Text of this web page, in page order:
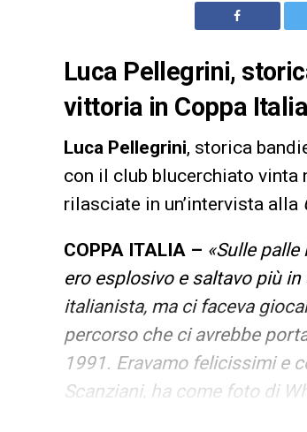
Luca Pellegrini,
vittoria in Coppa
Luca Pellegrini, storica
con il club blucerchiato vinta
rilasciate in un’intervista alla
COPPA ITALIA – «Sulle
ero esplosivo e saltavo più
italianista, ma ci faceva
percorso che ci avrebbe
1991. Eravamo felicissimi e
Scanziani, ha come foto di